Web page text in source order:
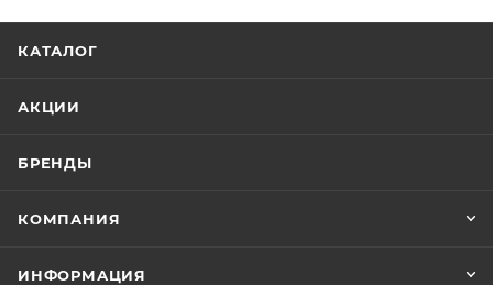
КАТАЛОГ
АКЦИИ
БРЕНДЫ
КОМПАНИЯ
ИНФОРМАЦИЯ